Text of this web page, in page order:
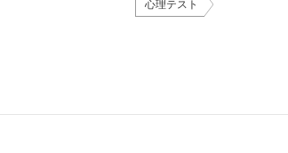
心理テスト